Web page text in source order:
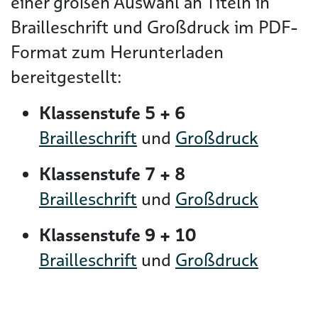
Brailleschrift und Großdruck im PDF-
Format zum Herunterladen
bereitgestellt:
Klassenstufe 5 + 6
Brailleschrift und Großdruck
Klassenstufe 7 + 8
Brailleschrift und Großdruck
Klassenstufe 9 + 10
Brailleschrift und Großdruck